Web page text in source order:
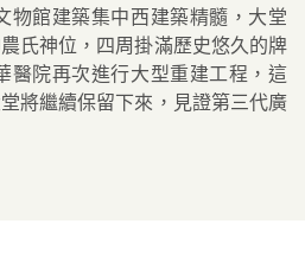
物館建築集中西建築精髓，大堂
氏神位，四周掛滿歷史悠久的牌
醫院再次進行大型重建工程，這
將繼續保留下來，見證第三代廣